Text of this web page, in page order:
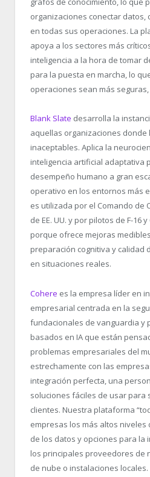
organizaciones conectar datos,
en todas sus operaciones. La
apoya a los sectores más
inteligencia a la hora de tomar
para la puesta en marcha, lo
operaciones sean más
Blank Slate desarrolla la
aquellas organizaciones donde
inaceptables. Aplica la
inteligencia artificial adaptativa
desempeño humano a gran
operativo en los entornos más
es utilizada por el Comando de
de EE. UU. y por pilotos de F-16
porque ofrece mejoras
preparación cognitiva y calidad
en situaciones reales.
Cohere es la empresa líder en
empresarial centrada en la
fundacionales de vanguardia y
basados en IA que están
problemas empresariales del
estrechamente con las
integración perfecta, una
soluciones fáciles de usar para
clientes. Nuestra plataforma
empresas los más altos
de los datos y opciones para la
los principales proveedores de
de nube o instalaciones locales.